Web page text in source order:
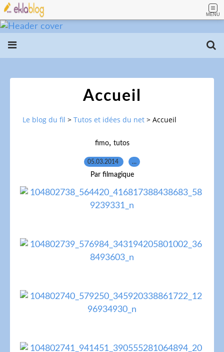
MENU
Accueil
Le blog du fil > Tutos et idées du net > Accueil
fimo, tutos
05.03.2014 …
Par filmagique